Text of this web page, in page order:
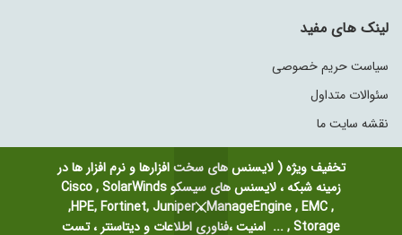
تخفیف ویژه ( لایسنس های سخت افزارها و نرم افزار ها در
زمینه شبکه ، لایسنس های سیسکو Cisco , SolarWinds
,HPE, Fortinet, Juniper ، ManageEngine , EMC ,
Storage , ... امنیت ،فناوری اطلاعات و دیتاسنتر ، تست
لینک های مفید
سیاست حریم خصوصی
سئوالات متداول
نقشه سایت ما